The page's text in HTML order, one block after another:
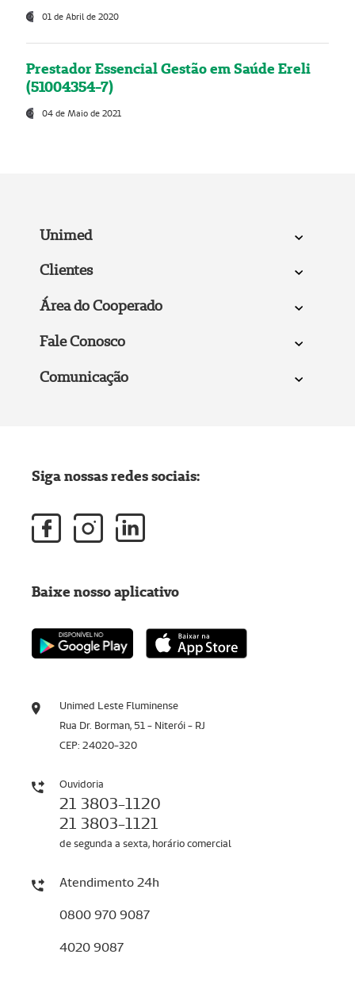
01 de Abril de 2020
Prestador Essencial Gestão em Saúde Ereli
(51004354-7)
04 de Maio de 2021
Unimed
Clientes
Área do Cooperado
Fale Conosco
Comunicação
Unimed Leste Fluminense
Rua Dr. Borman, 51 - Niterói - RJ
CEP: 24020-320
Ouvidoria
21 3803-1120
21 3803-1121
de segunda a sexta, horário comercial
Atendimento 24h
0800 970 9087
4020 9087
Siga nossas redes sociais:
Baixe nosso aplicativo